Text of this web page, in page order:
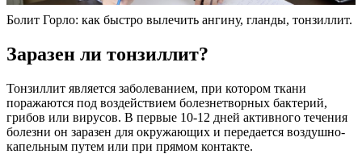
Болит Горло: как быстро вылечить ангину, гланды, тонзиллит.
Заразен ли тонзиллит?
Тонзиллит является заболеванием, при котором ткани
поражаются под воздействием болезнетворных бактерий,
грибов или вирусов. В первые 10-12 дней активного течения
болезни он заразен для окружающих и передается воздушно-
капельным путем или при прямом контакте.